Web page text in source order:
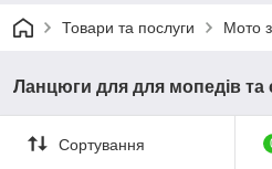
Товари та послуги Мото
Ланцюги для для мопедів та
Сортування